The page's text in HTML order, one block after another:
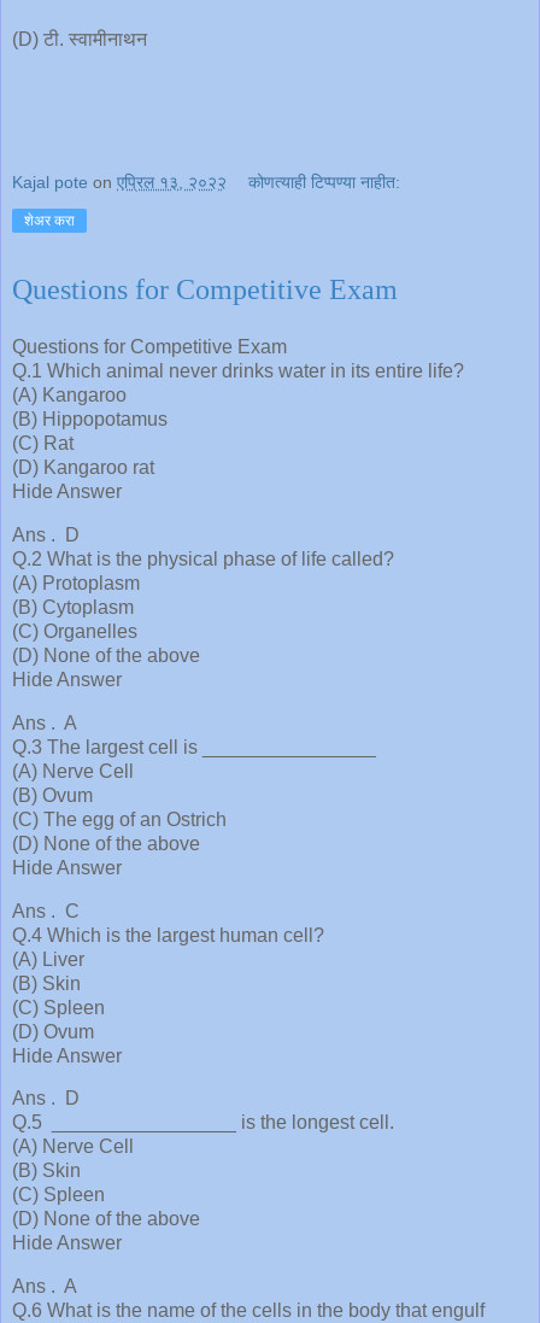
(D) टी. स्वामीनाथन
Kajal pote on एप्रिल १३, २०२२ कोणत्याही टिप्पण्‍या नाहीत:
शेअर करा
Questions for Competitive Exam
Questions for Competitive Exam
Q.1 Which animal never drinks water in its entire life?
(A) Kangaroo
(B) Hippopotamus
(C) Rat
(D) Kangaroo rat
Hide Answer
Ans . D
Q.2 What is the physical phase of life called?
(A) Protoplasm
(B) Cytoplasm
(C) Organelles
(D) None of the above
Hide Answer
Ans . A
Q.3 The largest cell is ________________
(A) Nerve Cell
(B) Ovum
(C) The egg of an Ostrich
(D) None of the above
Hide Answer
Ans . C
Q.4 Which is the largest human cell?
(A) Liver
(B) Skin
(C) Spleen
(D) Ovum
Hide Answer
Ans . D
Q.5 _________________ is the longest cell.
(A) Nerve Cell
(B) Skin
(C) Spleen
(D) None of the above
Hide Answer
Ans . A
Q.6 What is the name of the cells in the body that engulf